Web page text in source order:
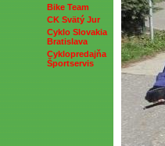
Bike Team
CK Svätý Jur
Cyklo Slovakia
Bratislava
Cyklopredajňa
Športservis